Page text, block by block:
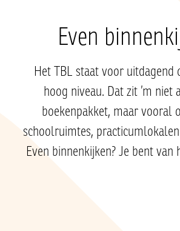
Even
Het TBL staat voor uitdagend
hoog niveau. Dat zit ’m niet
boekenpakket, maar vooral
schoolruimtes,
Even binnenkijken? Je bent